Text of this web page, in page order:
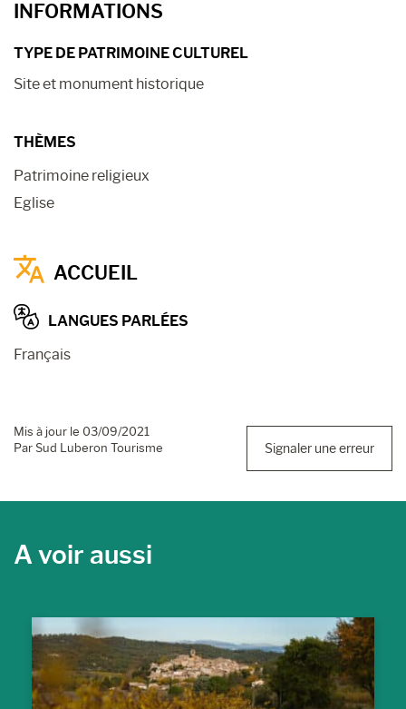
INFORMATIONS
TYPE DE PATRIMOINE CULTUREL
Site et monument historique
THÈMES
Patrimoine religieux
Eglise
ACCUEIL
LANGUES PARLÉES
Français
Mis à jour le 03/09/2021
Par Sud Luberon Tourisme
Signaler une erreur
A voir aussi